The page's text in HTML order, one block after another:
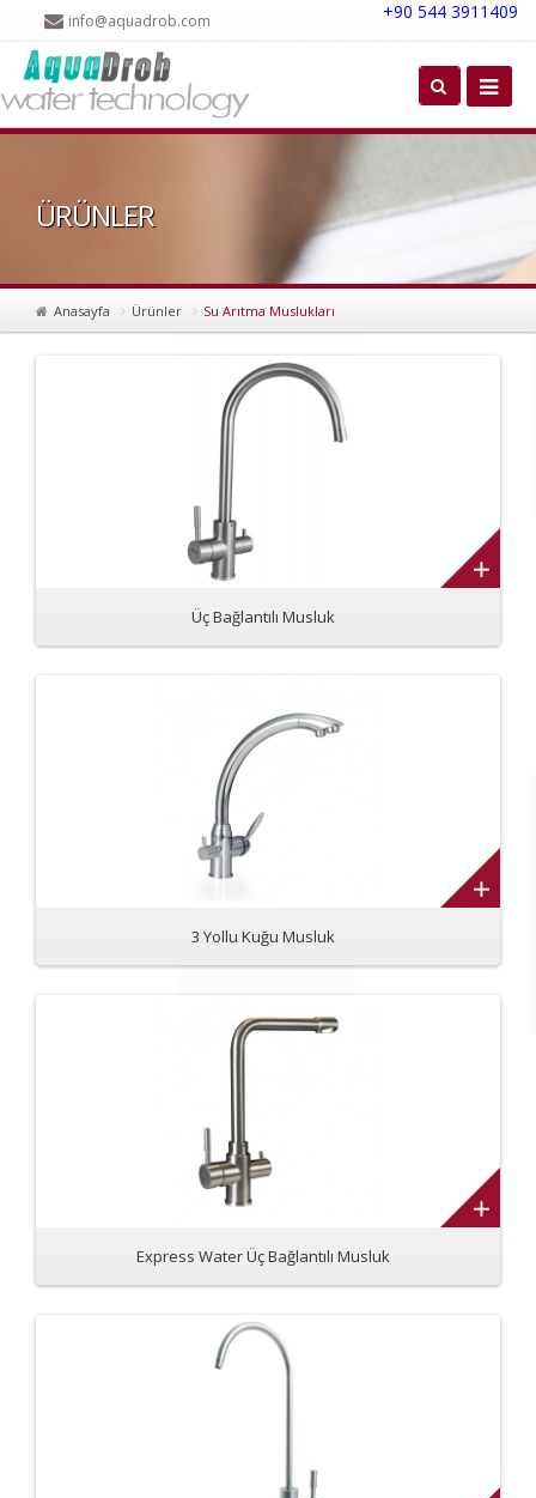
info@aquadrob.com +90 544 3911409
ÜRÜNLER
Anasayfa Ürünler Su Arıtma Muslukları
Üç Bağlantılı Musluk
3 Yollu Kuğu Musluk
Express Water Üç Bağlantılı Musluk